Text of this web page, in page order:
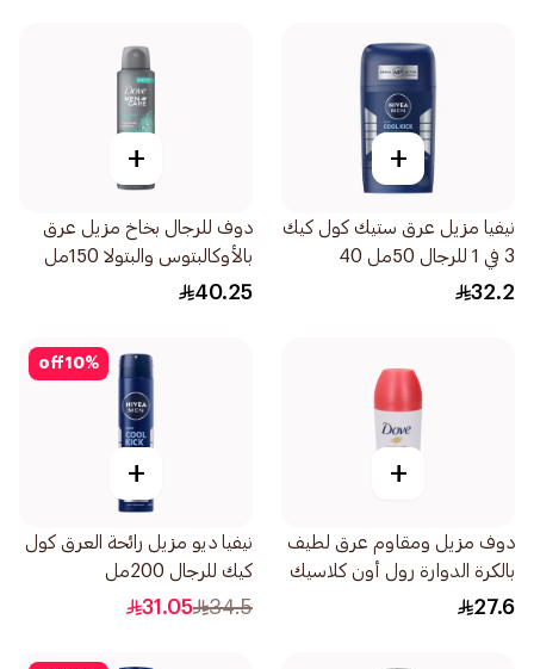
+
نيفيا مزيل عرق ستيك كول كيك
3 في 1 للرجال 50مل 40
32.2
+
دوف للرجال بخاخ مزيل عرق
بالأوكالبتوس والبتولا 150مل
40.25
+
دوف مزيل ومقاوم عرق لطيف
بالكرة الدوارة رول أون كلاسيك
1قطعة 50
27.6
10%
off
+
نيفيا ديو مزيل رائحة العرق كول
كيك للرجال 200مل
34.5
31.05